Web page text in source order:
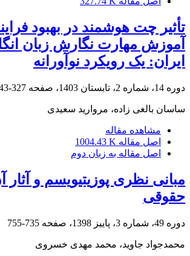
تأثیر چت هوشمند در بهبود
آموزش مهارت نگارش زبان
ایران: یک رویکرد نوآورانه
دوره 14، شماره 2، تابستان 1403، صفحه 327-343
ساسان بالغی زاده، مروارید سعیدی
مشاهده مقاله
اصل مقاله 1004.43 K
اصل مقاله به زبان دوم
مبانی نظری پوزیتیویسم و آثار
حقوقی
دوره 49، شماره 3، پاییز 1398، صفحه 735-755
محمدجواد جاوید، محمد مهدی خسروی